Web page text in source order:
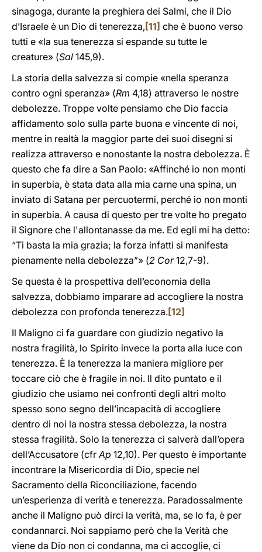
sinagoga, durante la preghiera dei Salmi, che il Dio
d’Israele è un Dio di tenerezza, [11] che è buono verso
tutti e «la sua tenerezza si espande su tutte le
creature» (Sal 145,9).
La storia della salvezza si compie «nella speranza
contro ogni speranza» (Rm 4,18) attraverso le nostre
debolezze. Troppe volte pensiamo che Dio faccia
affidamento solo sulla parte buona e vincente di noi,
mentre in realtà la maggior parte dei suoi disegni si
realizza attraverso e nonostante la nostra debolezza. È
questo che fa dire a San Paolo: «Affinché io non monti
in superbia, è stata data alla mia carne una spina, un
inviato di Satana per percuotermi, perché io non monti
in superbia. A causa di questo per tre volte ho pregato
il Signore che l'allontanasse da me. Ed egli mi ha detto:
“Ti basta la mia grazia; la forza infatti si manifesta
pienamente nella debolezza”» (2 Cor12,7-9).
Se questa è la prospettiva dell’economia della
salvezza, dobbiamo imparare ad accogliere la nostra
debolezza con profonda tenerezza.[12]
Il Maligno ci fa guardare con giudizio negativo la
nostra fragilità, lo Spirito invece la porta alla luce con
tenerezza. È la tenerezza la maniera migliore per
toccare ciò che è fragile in noi. Il dito puntato e il
giudizio che usiamo nei confronti degli altri molto
spesso sono segno dell’incapacità di accogliere
dentro di noi la nostra stessa debolezza, la nostra
stessa fragilità. Solo la tenerezza ci salverà dall’opera
dell’Accusatore (cfrAp 12,10). Per questo è importante
incontrare la Misericordia di Dio, specie nel
Sacramento della Riconciliazione, facendo
un’esperienza di verità e tenerezza. Paradossalmente
anche il Maligno può dirci la verità, ma, se lo fa, è per
condannarci. Noi sappiamo però che la Verità che
viene da Dio non ci condanna, ma ci accoglie, ci